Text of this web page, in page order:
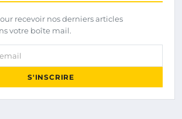
recevoir nos derniers articles
votre boîte mail.
S'INSCRIRE